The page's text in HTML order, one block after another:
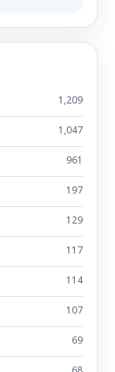
1,209
1,047
961
197
129
117
114
107
69